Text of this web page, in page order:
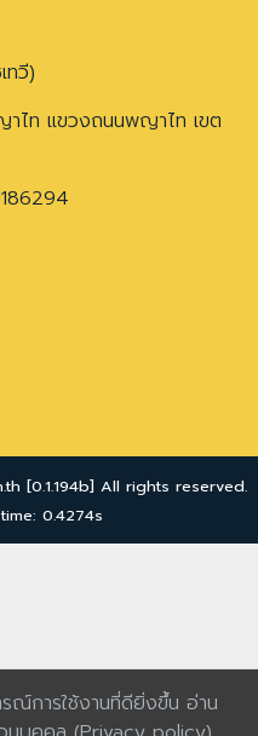
รณ์การใช้งานที่ดียิ่งขึ้น อ่าน
ทวี)
าไท แขวงถนนพญาไท เขต
[0.1.194b] All rights reserved.
0.4274s